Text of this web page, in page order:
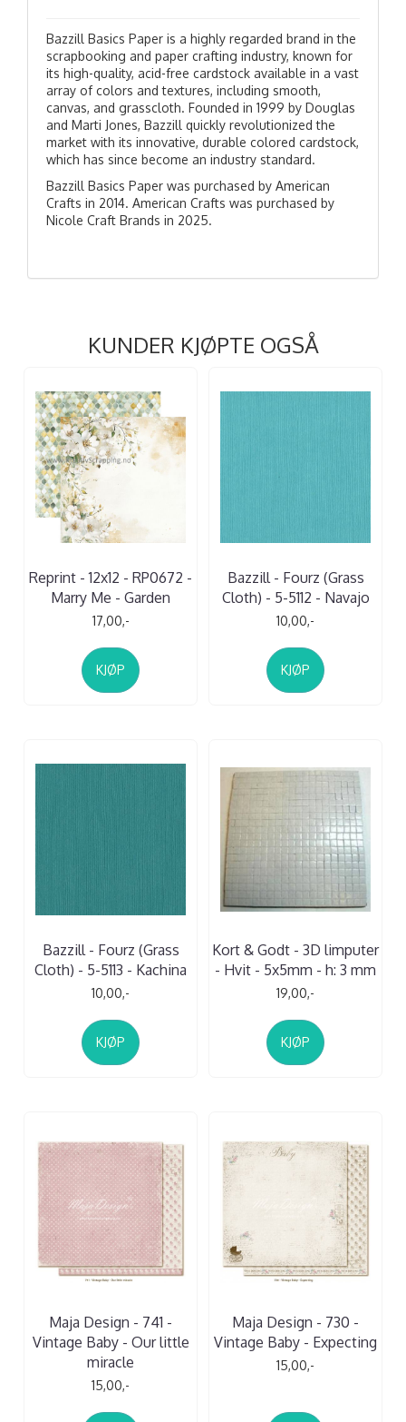
Bazzill Basics Paper is a highly regarded brand in the
scrapbooking and paper crafting industry, known for
its high-quality, acid-free cardstock available in a vast
array of colors and textures, including smooth,
canvas, and grasscloth. Founded in 1999 by Douglas
and Marti Jones, Bazzill quickly revolutionized the
market with its innovative, durable colored cardstock,
which has since become an industry standard.
Bazzill Basics Paper was purchased by American
Crafts in 2014. American Crafts was purchased by
Nicole Craft Brands in 2025.
KUNDER KJØPTE OGSÅ
Reprint - 12x12 - RP0672 -
Marry Me - Garden
17,00,-
KJØP
Bazzill - Fourz (Grass
Cloth) - 5-5112 - Navajo
10,00,-
KJØP
Bazzill - Fourz (Grass
Cloth) - 5-5113 - Kachina
10,00,-
KJØP
Kort & Godt - 3D limputer
- Hvit - 5x5mm - h: 3 mm
19,00,-
KJØP
Maja Design - 741 -
Vintage Baby - Our little
miracle
15,00,-
Maja Design - 730 -
Vintage Baby - Expecting
15,00,-